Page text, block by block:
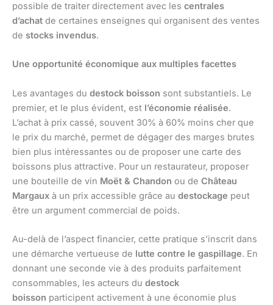
possible de traiter directement avec les centrales
d’achat de certaines enseignes qui organisent des ventes
de stocks invendus.
Une opportunité économique aux multiples facettes
Les avantages du destock boisson sont substantiels. Le
premier, et le plus évident, est l’économie réalisée.
L’achat à prix cassé, souvent 30% à 60% moins cher que
le prix du marché, permet de dégager des marges brutes
bien plus intéressantes ou de proposer une carte des
boissons plus attractive. Pour un restaurateur, proposer
une bouteille de vin Moët & Chandon ou de Château
Margaux à un prix accessible grâce au destockage peut
être un argument commercial de poids.
Au-delà de l’aspect financier, cette pratique s’inscrit dans
une démarche vertueuse de lutte contre le gaspillage. En
donnant une seconde vie à des produits parfaitement
consommables, les acteurs du destock
boisson participent activement à une économie plus